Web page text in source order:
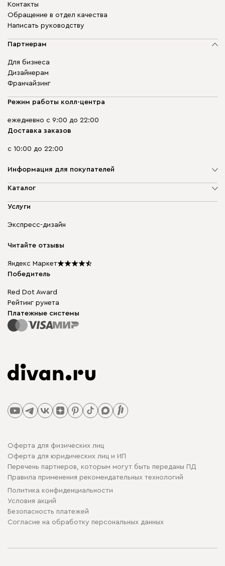
Контакты
Обращение в отдел качества
Написать руководству
Партнерам
Для бизнеса
Дизайнерам
Франчайзинг
Режим работы колл-центра
ежедневно с 9:00 до 22:00
Доставка заказов
с 10:00 до 22:00
Информация для покупателей
О компании
Доставка и оплата
диван.клуб
Подарочные сертификаты
Мы в прессе
Каталог
Мягкая мебель
Бескаркасная мебель
Столы и стулья
Услуги
Экспресс-дизайн
Читайте отзывы
Яндекс Маркет
Победитель
Red Dot Award
Рейтинг рунета
Платежные системы
Оферта для физических лиц
Оферта для юридических лиц и ИП
Перечень партнеров, которым могут быть переданы ПД
Правила применения рекомендательных технологий
Политика конфиденциальности
Условия акций
Безопасность платежей
Cогласие на обработку персональных данных